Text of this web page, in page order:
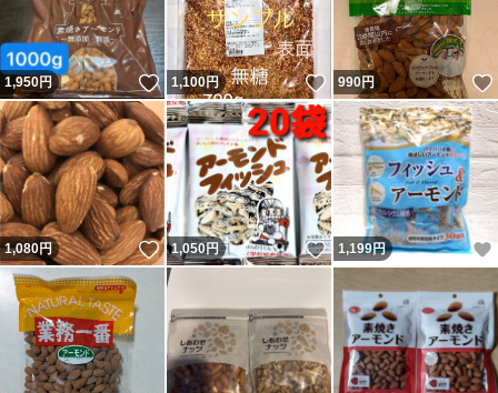
カシューナッツ
素焼きカシューナッツ
アーモンドプードル
アーモンドスライス
マカダミアナッツ
ミックスナッツ
1,950円 いいね！
1,100円 いいね！
990円
1,080円 いいね！
1,050円 いいね！
1,199円